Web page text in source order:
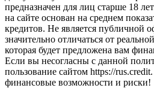
предназначен для лиц старше 18
на сайте основан на среднем
кредитов. Не является публичной
значительно отличаться от
которая будет предложена вам
Если вы несогласны с данной
пользование сайтом https://
финансовые возможности и риски!